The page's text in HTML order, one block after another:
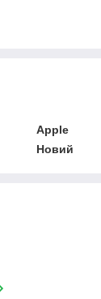
Apple
Новий